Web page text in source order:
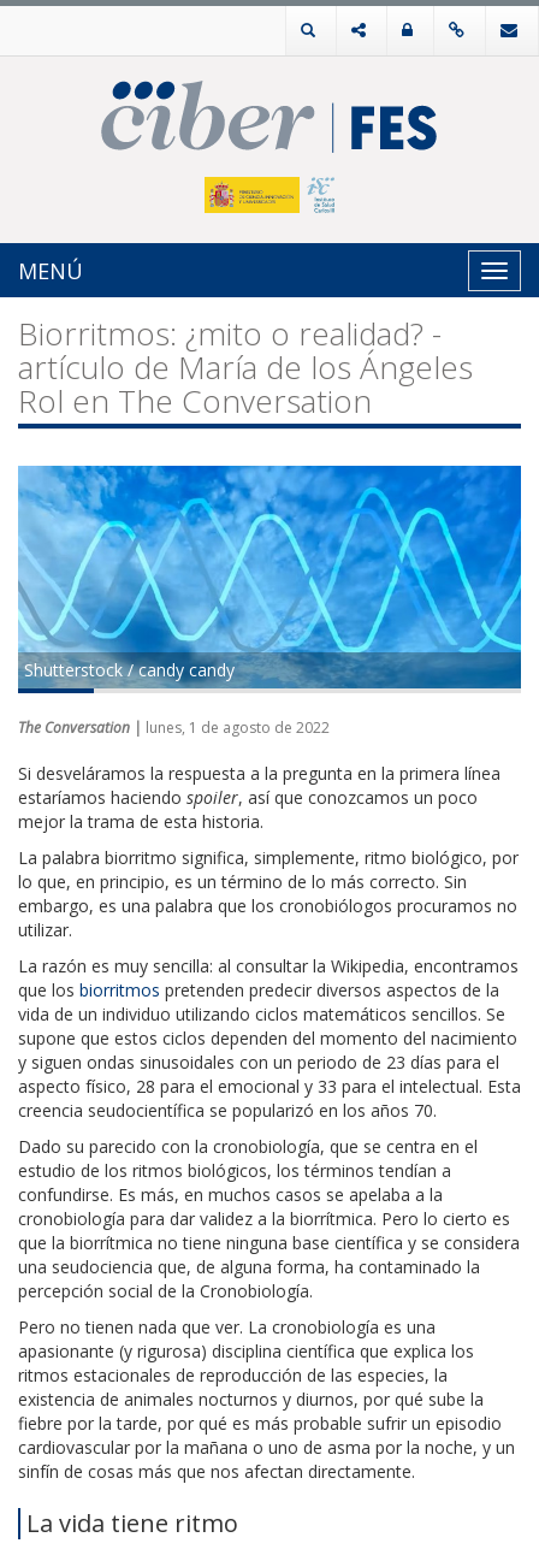
MENÚ
Biorritmos: ¿mito o realidad? -
artículo de María de los Ángeles
Rol en The Conversation
Shutterstock / candy candy
The Conversation | lunes, 1 de agosto de 2022
Si desveláramos la respuesta a la pregunta en la primera línea
estaríamos haciendo spoiler, así que conozcamos un poco
mejor la trama de esta historia.
La palabra biorritmo significa, simplemente, ritmo biológico, por
lo que, en principio, es un término de lo más correcto. Sin
embargo, es una palabra que los cronobiólogos procuramos no
utilizar.
La razón es muy sencilla: al consultar la Wikipedia, encontramos
que los biorritmos pretenden predecir diversos aspectos de la
vida de un individuo utilizando ciclos matemáticos sencillos. Se
supone que estos ciclos dependen del momento del nacimiento
y siguen ondas sinusoidales con un periodo de 23 días para el
aspecto físico, 28 para el emocional y 33 para el intelectual. Esta
creencia seudocientífica se popularizó en los años 70.
Dado su parecido con la cronobiología, que se centra en el
estudio de los ritmos biológicos, los términos tendían a
confundirse. Es más, en muchos casos se apelaba a la
cronobiología para dar validez a la biorrítmica. Pero lo cierto es
que la biorrítmica no tiene ninguna base científica y se considera
una seudociencia que, de alguna forma, ha contaminado la
percepción social de la Cronobiología.
Pero no tienen nada que ver. La cronobiología es una
apasionante (y rigurosa) disciplina científica que explica los
ritmos estacionales de reproducción de las especies, la
existencia de animales nocturnos y diurnos, por qué sube la
fiebre por la tarde, por qué es más probable sufrir un episodio
cardiovascular por la mañana o uno de asma por la noche, y un
sinfín de cosas más que nos afectan directamente.
La vida tiene ritmo